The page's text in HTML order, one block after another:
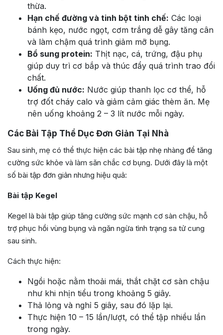
thừa.
Hạn chế đường và tinh bột tinh chế: Các loại
bánh kẹo, nước ngọt, cơm trắng dễ gây tăng cân
và làm chậm quá trình giảm mỡ bụng.
Bổ sung protein: Thịt nạc, cá, trứng, đậu phụ
giúp duy trì cơ bắp và thúc đẩy quá trình trao đổi
chất.
Uống đủ nước: Nước giúp thanh lọc cơ thể, hỗ
trợ đốt cháy calo và giảm cảm giác thèm ăn. Mẹ
nên uống khoảng 2 – 3 lít nước mỗi ngày.
Các Bài Tập Thể Dục Đơn Giản Tại Nhà
Sau sinh, mẹ có thể thực hiện các bài tập nhẹ nhàng để tăng
cường sức khỏe và làm săn chắc cơ bụng. Dưới đây là một
số bài tập đơn giản nhưng hiệu quả:
Bài tập Kegel
Kegel là bài tập giúp tăng cường sức mạnh cơ sàn chậu, hỗ
trợ phục hồi vùng bụng và ngăn ngừa tình trạng sa tử cung
sau sinh.
Cách thực hiện:
Ngồi hoặc nằm thoải mái, thắt chặt cơ sàn chậu
như khi nhịn tiểu trong khoảng 5 giây.
Thả lỏng và nghỉ 5 giây, sau đó lặp lại.
Thực hiện 10 – 15 lần/lượt, có thể tập nhiều lần
trong ngày.